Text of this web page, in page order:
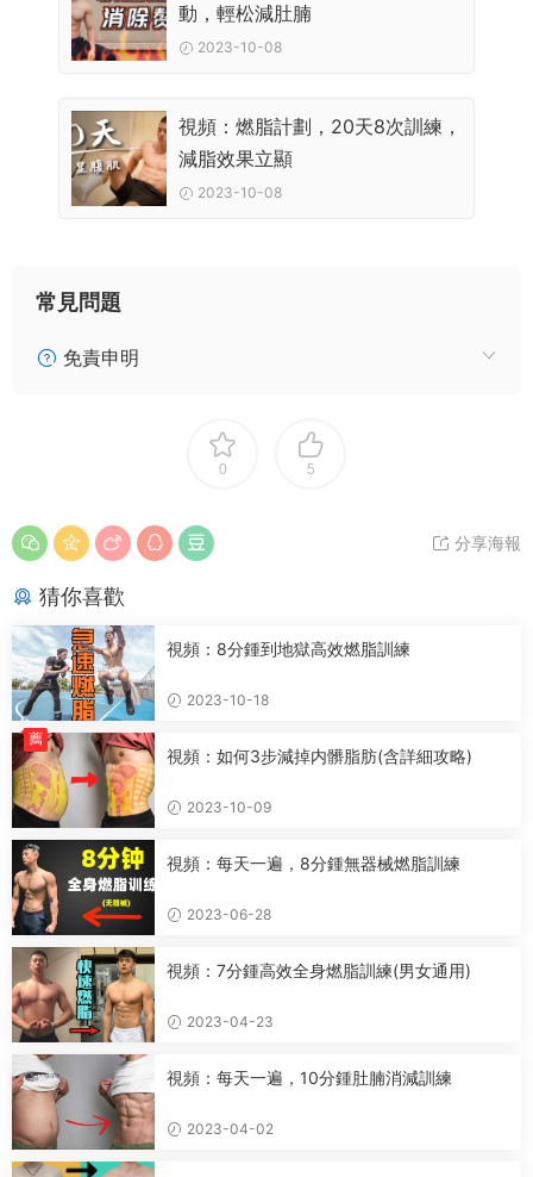
動，輕松減肚腩
2023-10-08
視頻：燃脂計劃，20天8次訓練，
減脂效果立顯
2023-10-08
常見問題
免責申明
0 5
分享海報
猜你喜歡
視頻：8分鍾到地獄高效燃脂訓練
2023-10-18
視頻：如何3步減掉内髒脂肪(含詳細攻略)
2023-10-09
薦
視頻：每天一遍，8分鍾無器械燃脂訓練
2023-06-28
視頻：7分鍾高效全身燃脂訓練(男女通用)
2023-04-23
視頻：每天一遍，10分鍾肚腩消減訓練
2023-04-02